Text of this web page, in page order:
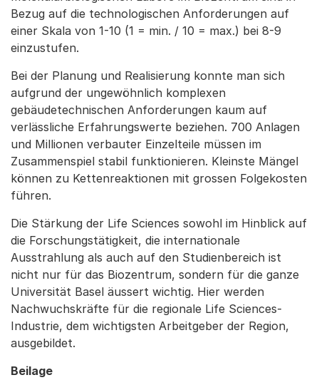
Bezug auf die technologischen Anforderungen auf
einer Skala von 1-10 (1 = min. / 10 = max.) bei 8-9
einzustufen.
Bei der Planung und Realisierung konnte man sich
aufgrund der ungewöhnlich komplexen
gebäudetechnischen Anforderungen kaum auf
verlässliche Erfahrungswerte beziehen. 700 Anlagen
und Millionen verbauter Einzelteile müssen im
Zusammenspiel stabil funktionieren. Kleinste Mängel
können zu Kettenreaktionen mit grossen Folgekosten
führen.
Die Stärkung der Life Sciences sowohl im Hinblick auf
die Forschungstätigkeit, die internationale
Ausstrahlung als auch auf den Studienbereich ist
nicht nur für das Biozentrum, sondern für die ganze
Universität Basel äussert wichtig. Hier werden
Nachwuchskräfte für die regionale Life Sciences-
Industrie, dem wichtigsten Arbeitgeber der Region,
ausgebildet.
Beilage